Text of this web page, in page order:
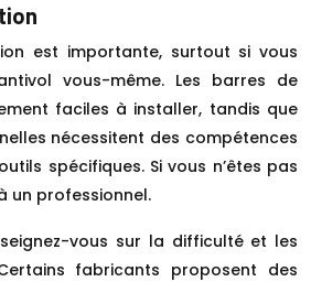
est importante, surtout si vous
vous-même. Les barres de
faciles à installer, tandis que
nécessitent des compétences
spécifiques. Si vous n’êtes pas
un professionnel.
vous sur la difficulté et les
fabricants proposent des